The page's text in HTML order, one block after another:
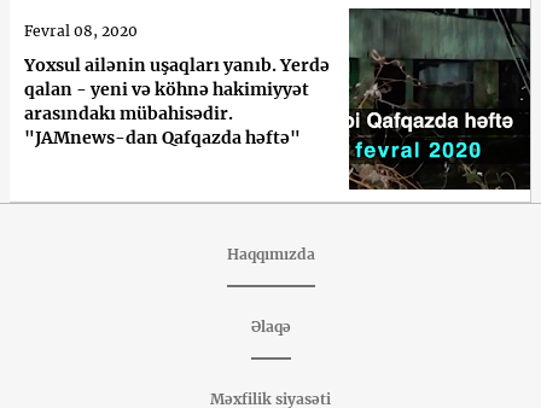
Yoxsul ailənin uşaqları yanıb. Yerdə
qalan - yeni və köhnə hakimiyyət
arasındakı mübahisədir.
"JAMnews-dan Qafqazda həftə"
Fevral 08, 2020
Haqqımızda
Əlaqə
Məxfilik siyasəti